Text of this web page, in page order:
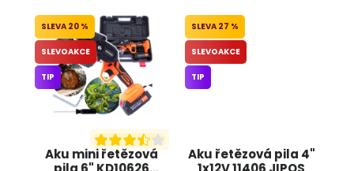
Aku mini řetězová
20 %
SLEVOAKCE
TIP
Aku řetězová pila 4"
27 %
SLEVOAKCE
TIP